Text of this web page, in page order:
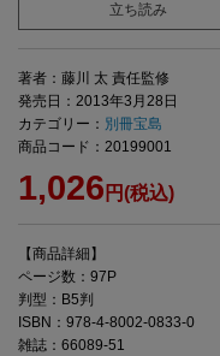
立ち読み
著者：藤川 太 責任監修
発売日：2013年3月28日
カテゴリー： 別冊宝島
商品コード：20199001
1,026 円(税込)
【商品詳細】
ページ数：97P
判型：B5判
ISBN：978-4-8002-0833-0
雑誌：66089-51